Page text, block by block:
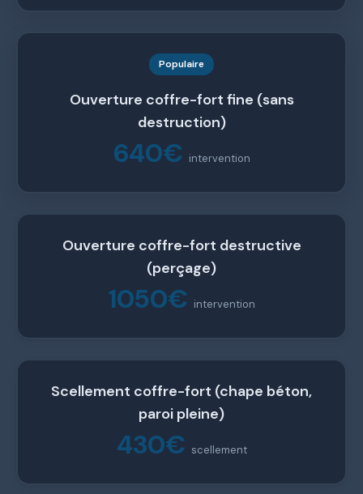
Populaire
Ouverture coffre-fort fine (sans
destruction)
640€ intervention
Ouverture coffre-fort destructive
(perçage)
1050€ intervention
Scellement coffre-fort (chape béton,
paroi pleine)
430€ scellement